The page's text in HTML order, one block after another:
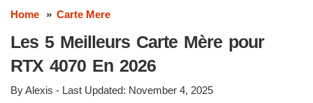
Home Carte Mere
Les 5 Meilleurs Carte Mère pour
RTX 4070 En 2026
ByAlexis - Last Updated: November 4, 2025